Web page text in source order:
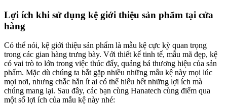
Lợi ích khi sử dụng kệ giới thiệu sản phẩm tại cửa
hàng
Có thể nói, kệ giới thiệu sản phẩm là mẫu kệ cực kỳ quan trọng
trong các gian hàng trưng bày. Với thiết kế tinh tế, mẫu mã đẹp, kệ
có vai trò to lớn trong việc thúc đẩy, quảng bá thương hiệu của sản
phẩm. Mặc dù chúng ta bắt gặp nhiều những mẫu kệ này mọi lúc
mọi nơi, nhưng chắc hẳn ít ai có thể hiểu hết những lợi ích mà
chúng mang lại. Sau đây, các bạn cùng Hanatech cùng điểm qua
một số lợi ích của mẫu kệ này nhé: